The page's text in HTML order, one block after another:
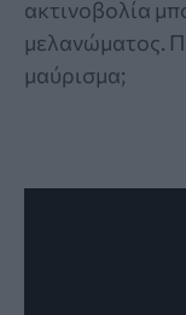
ακτινοβολία
μελανώματος.
μαύρισμα;